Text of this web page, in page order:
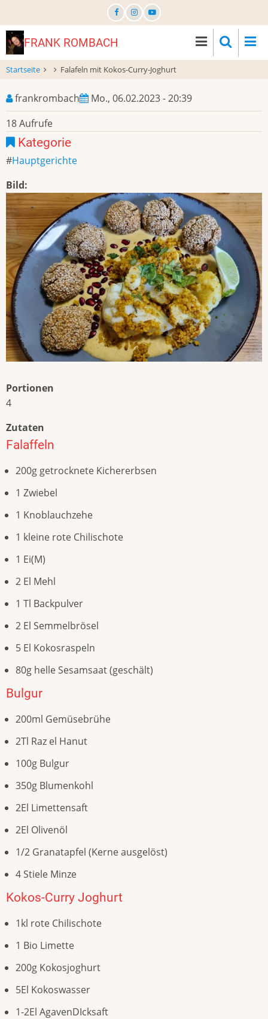
zum
InhaltFRANK ROMBACH
Startseite Falafeln mit Kokos-Curry-Joghurt
frankrombach
Mo., 06.02.2023 - 20:39
18 Aufrufe
Kategorie
Hauptgerichte
Bild:
Portionen
4
Zutaten
Falaffeln
200g getrocknete Kichererbsen
1 Zwiebel
1 Knoblauchzehe
1 kleine rote Chilischote
1 Ei(M)
2 El Mehl
1 Tl Backpulver
2 El Semmelbrösel
5 El Kokosraspeln
80g helle Sesamsaat (geschält)
Bulgur
200ml Gemüsebrühe
2Tl Raz el Hanut
100g Bulgur
350g Blumenkohl
2El Limettensaft
2El Olivenöl
1/2 Granatapfel (Kerne ausgelöst)
4 Stiele Minze
Kokos-Curry Joghurt
1kl rote Chilischote
1 Bio Limette
200g Kokosjoghurt
5El Kokoswasser
1-2El AgavenDIcksaft